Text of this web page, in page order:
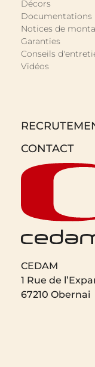
Décors
Documentations
Notices de
Garanties
Conseils
Vidéos
CONTACT
CEDAM
1 Rue de
67210 Obernai